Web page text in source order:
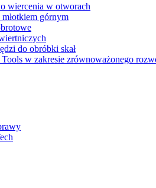
wiercenia w otworach
górnym
do obróbki skał
w zakresie zrównoważonego